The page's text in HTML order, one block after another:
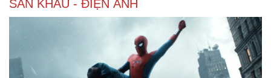
Văn hóa
Giải trí
SÂN KHẤU - ĐIỆN ẢNH